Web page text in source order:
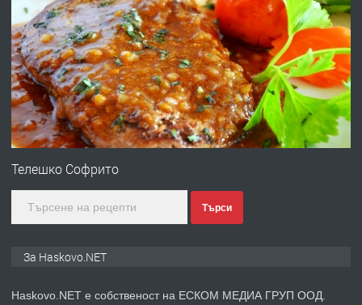
ПРЕДЛАГА Давам гараж под наем
преди 2 дни
ПРЕДЛАГА
№4120 Магазин/Офис под наем в кв.
Телешко Софрито
Търси
За Haskovo.NET
Haskovo.NET е собственост на ЕСКОМ МЕДИА ГРУП ООД.